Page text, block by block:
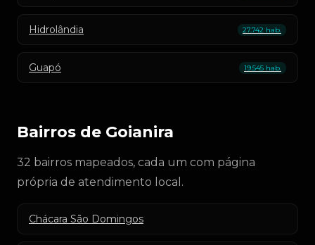
Hidrolândia 27.742 hab.
Guapó 19.545 hab.
Bairros de Goianira
32 bairros mapeados, cada um com página
própria de atendimento local.
Chácara São Domingos